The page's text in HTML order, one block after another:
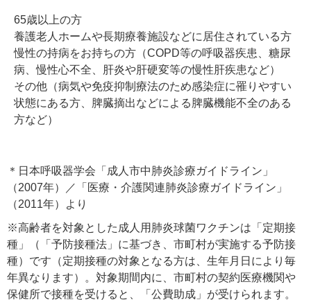
65歳以上の方
養護老人ホームや長期療養施設などに居住されている方
慢性の持病をお持ちの方（COPD等の呼吸器疾患、糖尿
病、慢性心不全、肝炎や肝硬変等の慢性肝疾患など）
その他（病気や免疫抑制療法のため感染症に罹りやすい
状態にある方、脾臓摘出などによる脾臓機能不全のある
方など）
＊日本呼吸器学会「成人市中肺炎診療ガイドライン」
（2007年）／「医療・介護関連肺炎診療ガイドライン」
（2011年）より
※高齢者を対象とした成人用肺炎球菌ワクチンは「定期接
種」（「予防接種法」に基づき、市町村が実施する予防接
種）です（定期接種の対象となる方は、生年月日により毎
年異なります）。対象期間内に、市町村の契約医療機関や
保健所で接種を受けると、「公費助成」が受けられます。